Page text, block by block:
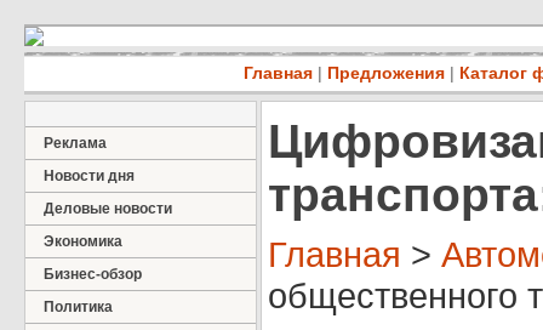
Главная | Предложения | Каталог
Реклама
Новости дня
Деловые новости
Экономика
Бизнес-обзор
Политика
Главная >
общественного